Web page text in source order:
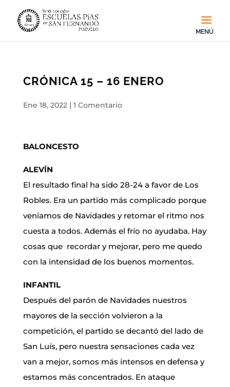
CRÓNICA 15 – 16 ENERO
Ene 18, 2022| 1 Comentario
BALONCESTO
ALEVÍN
El resultado final ha sido 28-24 a favor de Los
Robles. Era un partido más complicado porque
veníamos de Navidades y retomar el ritmo nos
cuesta a todos. Además el frío no ayudaba. Hay
cosas que recordar y mejorar, pero me quedo
con la intensidad de los buenos momentos.
INFANTIL
Después del parón de Navidades nuestros
mayores de la sección volvieron a la
competición, el partido se decantó del lado de
San Luís, pero nuestra sensaciones cada vez
van a mejor, somos más intensos en defensa y
estamos más concentrados. En ataque